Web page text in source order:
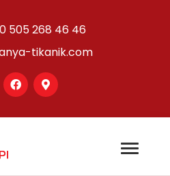
505 268 46 46
tikanik.com